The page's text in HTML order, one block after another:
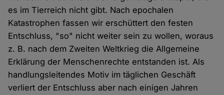
es im Tierreich nicht gibt. Nach epochalen
Katastrophen fassen wir erschüttert den festen
Entschluss, "so" nicht weiter sein zu wollen, woraus
z. B. nach dem Zweiten Weltkrieg die Allgemeine
Erklärung der Menschenrechte entstanden ist. Als
handlungsleitendes Motiv im täglichen Geschäft
verliert der Entschluss aber nach einigen Jahren